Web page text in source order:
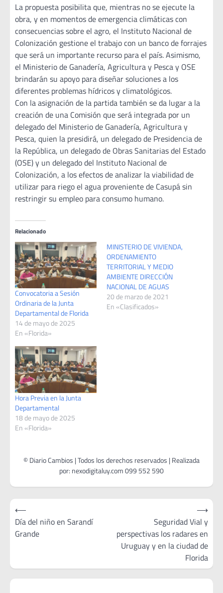
La propuesta posibilita que, mientras no se ejecute la
obra, y en momentos de emergencia climáticas con
consecuencias sobre el agro, el Instituto Nacional de
Colonización gestione el trabajo con un banco de forrajes
que será un importante recurso para el país. Asimismo,
el Ministerio de Ganadería, Agricultura y Pesca y OSE
brindarán su apoyo para diseñar soluciones a los
diferentes problemas hídricos y climatológicos.
Con la asignación de la partida también se da lugar a la
creación de una Comisión que será integrada por un
delegado del Ministerio de Ganadería, Agricultura y
Pesca, quien la presidirá, un delegado de Presidencia de
la República, un delegado de Obras Sanitarias del Estado
(OSE) y un delegado del Instituto Nacional de
Colonización, a los efectos de analizar la viabilidad de
utilizar para riego el agua proveniente de Casupá sin
restringir su empleo para consumo humano.
Relacionado
Convocatoria a Sesión
Ordinaria de la Junta
Departamental de Florida
14 de mayo de 2025
En «Florida»
MINISTERIO DE VIVIENDA,
ORDENAMIENTO
TERRITORIAL Y MEDIO
AMBIENTE DIRECCIÓN
NACIONAL DE AGUAS
20 de marzo de 2021
En «Clasificados»
Hora Previa en la Junta
Departamental
18 de mayo de 2025
En «Florida»
Navegación
de
entradas
⟵
Día del niño en Sarandí
Grande
Seguridad Vial y
perspectivas los radares en
Uruguay y en la ciudad de
Florida
⟶